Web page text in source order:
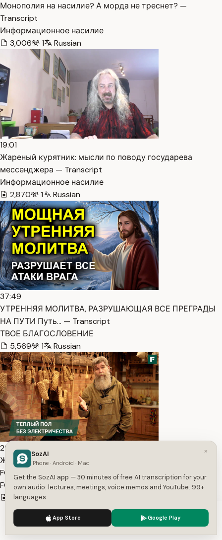
Монополия на насилие? А морда не треснет? —
Transcript
Информационное насилие
3,006
1 Russian
19:01
Жареный курятник: мысли по поводу государева
мессенджера — Transcript
Информационное насилие
2,870
1 Russian
37:49
УТРЕННЯЯ МОЛИТВА, РАЗРУШАЮЩАЯ ВСЕ ПРЕГРАДЫ
НА ПУТИ Путь… — Transcript
ТВОЕ БЛАГОСЛОВЕНИЕ
5,569
1 Russian
29:53
Живой дом: тёплый пол без электричества //
FORUMHOUSE — Transcript
FORUMHOUSE
3,283
1
We use cookies to enhance your experience.
×
SozAI
iPhone · Android · Mac
Get the SozAI app — 30 minutes of free AI transcription for your
own audio: lectures, meetings, voice memos and YouTube. 99+
languages.
App Store Google Play